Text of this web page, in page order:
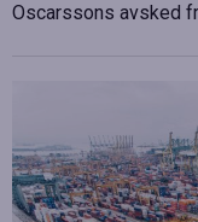
Oscarssons avsked